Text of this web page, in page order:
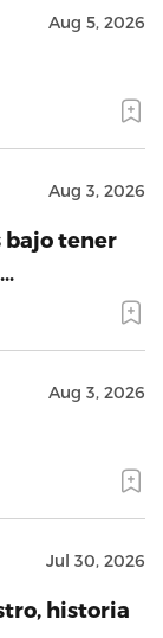
Aug 5, 2026
Aug 3, 2026
bajo tener
Aug 3, 2026
Jul 30, 2026
historia